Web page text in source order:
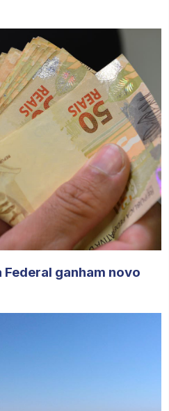
ganham novo